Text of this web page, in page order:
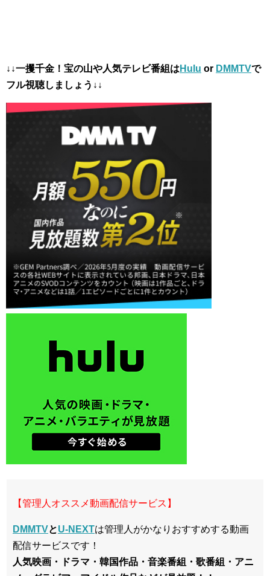
↓↓一攫千金！宝の山や人気テレビ番組は Hulu or DMMTVで
フル視聴しましょう↓↓
【管理人オススメ動画配信サービス】
DMMTVとU-NEXTは管理人がかなりおすすめする動画
配信サービスです！
人気映画・ドラマ・韓国作品・音楽番組・歌番組・アニ